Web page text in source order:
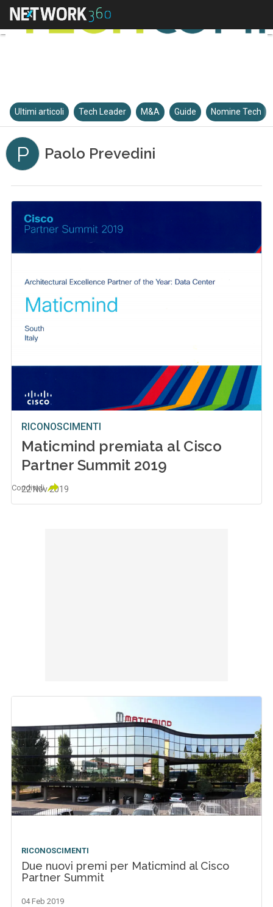
Ultimi articoli Tech Leader M&A Guide Nomine Tech
P Paolo Prevedini
RICONOSCIMENTI
Maticmind premiata al Cisco
Partner Summit 2019
22 Nov 2019
Condividi
RICONOSCIMENTI
Due nuovi premi per Maticmind al Cisco
Partner Summit
04 Feb 2019